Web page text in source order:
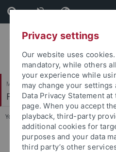
Skip
to
content
Skip
to
footer
Mathematisch-Naturwissenschaftliche
Fachbereich Chemie
You are here: Startseite ...
Prüfungsordnungen
Privacy settings
Our website uses
mandatory, while others
your experience while
may change your settings
Data Privacy Statement
page. When you accept
playback, third-party
additional cookies for
purposes and your data
third party’s other